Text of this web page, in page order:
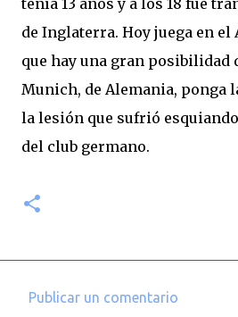
tenía 13 años y a los 18 fue
de Inglaterra. Hoy juega en
que hay una gran posibilidad
Munich, de Alemania, ponga
la lesión que sufrió
del club germano.
Publicar un comentario